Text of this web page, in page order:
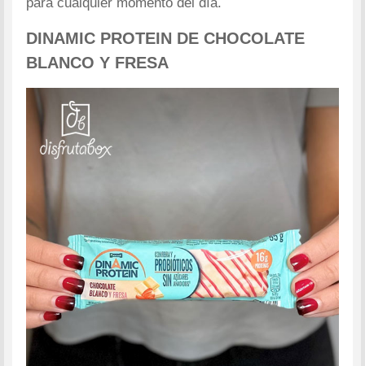
DINAMIC PROTEIN DE CHOCOLATE
BLANCO Y FRESA